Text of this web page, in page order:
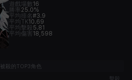
遊戲場數16
勝率25.0%
平均排名#3.9
平均TK10.69
平均擊殺 5.81
平均傷害18,598
被殺的TOP3角色